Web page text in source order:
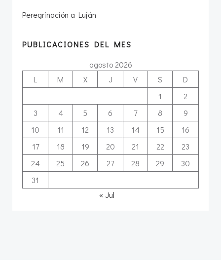
Peregrinación a Luján
PUBLICACIONES DEL MES
agosto 2026
L
M X J V S
D
1
2
3
4 5 6 7 8
9
10
11 12 13 14 15
16
17
18 19 20 21 22
23
24
25 26 27 28 29
30
31
« Jul